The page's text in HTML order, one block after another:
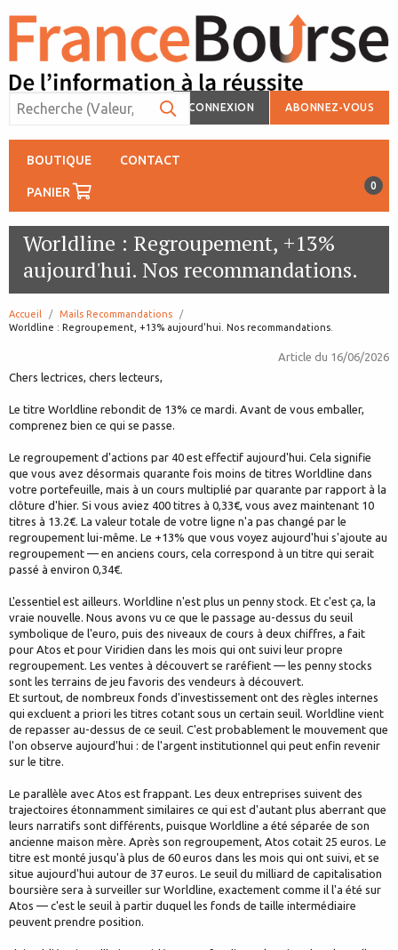
CONNEXION ABONNEZ-VOUS
BOUTIQUE CONTACT
PANIER 0
Worldline : Regroupement, +13%
aujourd'hui. Nos recommandations.
Accueil
Mails Recommandations
page:
Worldline : Regroupement, +13% aujourd'hui. Nos recommandations.
Article du 16/06/2026
Chers lectrices, chers lecteurs,
Le titre Worldline rebondit de 13% ce mardi. Avant de vous emballer,
comprenez bien ce qui se passe.
Le regroupement d'actions par 40 est effectif aujourd'hui. Cela signifie
que vous avez désormais quarante fois moins de titres Worldline dans
votre portefeuille, mais à un cours multiplié par quarante par rapport à la
clôture d'hier. Si vous aviez 400 titres à 0,33€, vous avez maintenant 10
titres à 13.2€. La valeur totale de votre ligne n'a pas changé par le
regroupement lui-même. Le +13% que vous voyez aujourd'hui s'ajoute au
regroupement — en anciens cours, cela correspond à un titre qui serait
passé à environ 0,34€.
L'essentiel est ailleurs. Worldline n'est plus un penny stock. Et c'est ça, la
vraie nouvelle. Nous avons vu ce que le passage au-dessus du seuil
symbolique de l'euro, puis des niveaux de cours à deux chiffres, a fait
pour Atos et pour Viridien dans les mois qui ont suivi leur propre
regroupement. Les ventes à découvert se raréfient — les penny stocks
sont les terrains de jeu favoris des vendeurs à découvert.
Et surtout, de nombreux fonds d'investissement ont des règles internes
qui excluent a priori les titres cotant sous un certain seuil. Worldline vient
de repasser au-dessus de ce seuil. C'est probablement le mouvement que
l'on observe aujourd'hui : de l'argent institutionnel qui peut enfin revenir
sur le titre.
Le parallèle avec Atos est frappant. Les deux entreprises suivent des
trajectoires étonnamment similaires ce qui est d'autant plus aberrant que
leurs narratifs sont différents, puisque Worldline a été séparée de son
ancienne maison mère. Après son regroupement, Atos cotait 25 euros. Le
titre est monté jusqu'à plus de 60 euros dans les mois qui ont suivi, et se
situe aujourd'hui autour de 37 euros. Le seuil du milliard de capitalisation
boursière sera à surveiller sur Worldline, exactement comme il l'a été sur
Atos — c'est le seuil à partir duquel les fonds de taille intermédiaire
peuvent prendre position.